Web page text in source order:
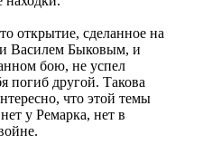
открытие, сделанное на
Василем Быковым, и
бою, не успел
погиб другой. Такова
что этой темы
у Ремарка, нет в